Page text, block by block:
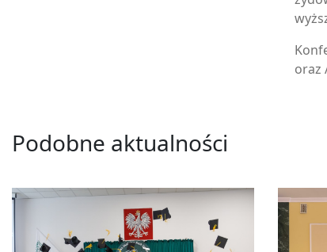
oraz
Podobne aktualności